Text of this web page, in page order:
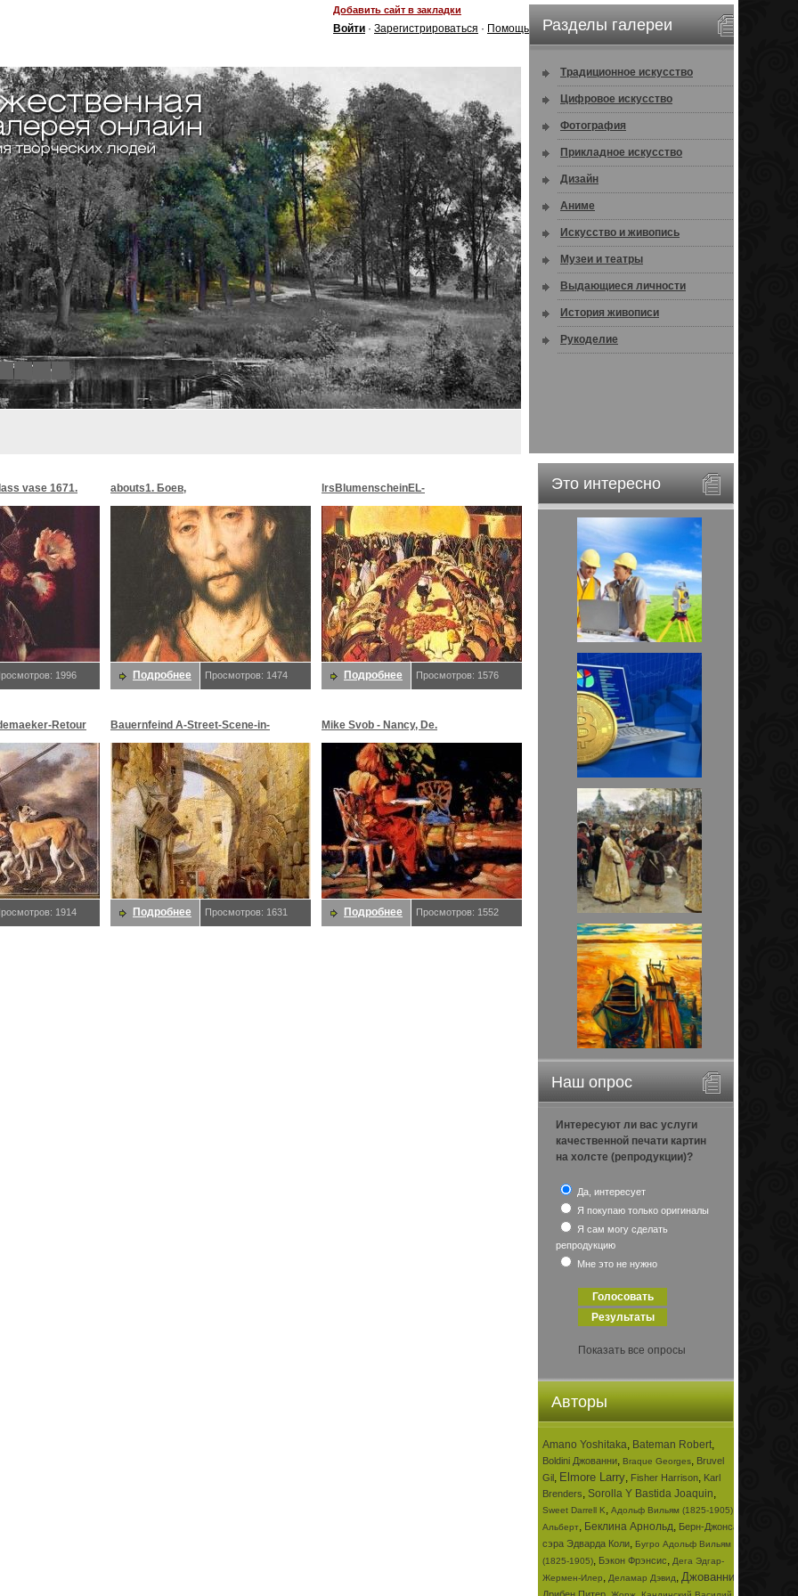
Добавить сайт в закладки
Войти · Зарегистрироваться · Помощь
8
Разделы галереи
Традиционное искусство
Цифровое искусство
Фотография
Прикладное искусство
Дизайн
Аниме
Искусство и живопись
Музеи и театры
Выдающиеся личности
История живописи
Рукоделие
Это интересно
Наш опрос
Интересуют ли вас услуги
качественной печати картин
на холсте (репродукции)?
Да, интересует
Я покупаю только оригиналы
Я сам могу сделать
репродукцию
Мне это не нужно
Показать все опросы
Авторы
Amano Yoshitaka, Bateman Robert,
Boldini Джованни, Braque Georges, Bruvel
Gil, Elmore Larry, Fisher Harrison, Karl
Brenders, Sorolla Y Bastida Joaquin,
Sweet Darrell K, Адольф Вильям (1825-1905)
Альберт, Беклина Арнольд, Берн-Джонса
сэра Эдварда Коли, Бугро Адольф Вильям
(1825-1905), Бэкон Фрэнсис, Дега Эдгар-
Жермен-Илер, Деламар Дэвид, Джованни
vase 1671.
1996
abouts1. Боев,
Подробнее Просмотров: 1474
lrsBlumenscheinEL-
MoonMorningstar&EveStar.
Blumenschein,
Подробнее Просмотров: 1576
Retour
1914
Bauernfeind A-Street-Scene-in-
Jerusalem-sj. Bauernfeind,
Подробнее Просмотров: 1631
Mike Svob - Nancy, De.
Подробнее Просмотров: 1552